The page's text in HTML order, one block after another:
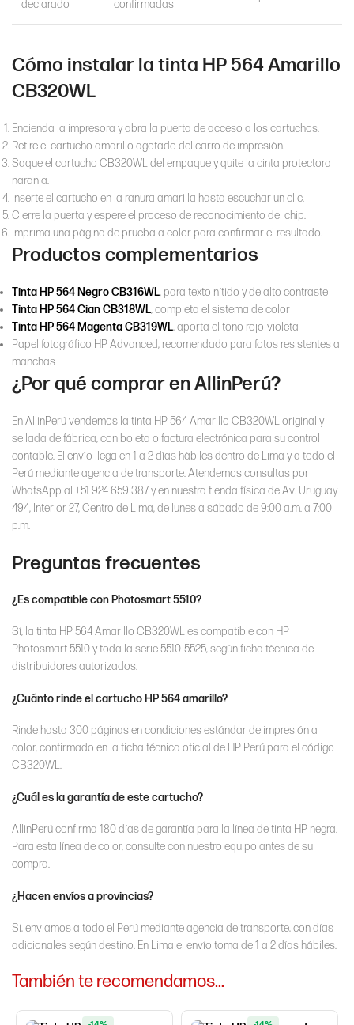
declarado confirmadas
Cómo instalar la tinta HP 564 Amarillo
CB320WL
Encienda la impresora y abra la puerta de acceso a los cartuchos.
Retire el cartucho amarillo agotado del carro de impresión.
Saque el cartucho CB320WL del empaque y quite la cinta protectora
naranja.
Inserte el cartucho en la ranura amarilla hasta escuchar un clic.
Cierre la puerta y espere el proceso de reconocimiento del chip.
Imprima una página de prueba a color para confirmar el resultado.
Productos complementarios
Tinta HP 564 Negro CB316WL, para texto nítido y de alto contraste
Tinta HP 564 Cian CB318WL, completa el sistema de color
Tinta HP 564 Magenta CB319WL, aporta el tono rojo-violeta
Papel fotográfico HP Advanced, recomendado para fotos resistentes a
manchas
¿Por qué comprar en AllinPerú?
En AllinPerú vendemos la tinta HP 564 Amarillo CB320WL original y
sellada de fábrica, con boleta o factura electrónica para su control
contable. El envío llega en 1 a 2 días hábiles dentro de Lima y a todo el
Perú mediante agencia de transporte. Atendemos consultas por
WhatsApp al +51 924 659 387 y en nuestra tienda física de Av. Uruguay
494, Interior 27, Centro de Lima, de lunes a sábado de 9:00 a.m. a 7:00
p.m.
Preguntas frecuentes
¿Es compatible con Photosmart 5510?
Sí, la tinta HP 564 Amarillo CB320WL es compatible con HP
Photosmart 5510 y toda la serie 5510-5525, según ficha técnica de
distribuidores autorizados.
¿Cuánto rinde el cartucho HP 564 amarillo?
Rinde hasta 300 páginas en condiciones estándar de impresión a
color, confirmado en la ficha técnica oficial de HP Perú para el código
CB320WL.
¿Cuál es la garantía de este cartucho?
AllinPerú confirma 180 días de garantía para la línea de tinta HP negra.
Para esta línea de color, consulte con nuestro equipo antes de su
compra.
¿Hacen envíos a provincias?
Sí, enviamos a todo el Perú mediante agencia de transporte, con días
adicionales según destino. En Lima el envío toma de 1 a 2 días hábiles.
También te recomendamos…